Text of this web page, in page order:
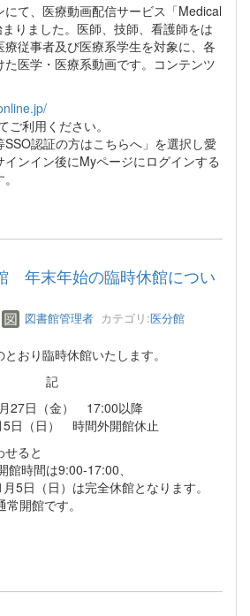
にて、医療動画配信サービス「Medical
りました。医師、技師、看護師をは
療従事者及び医療系学生を対象に、各
医学・医療系動画です。コンテンツ
利用ください。
認証の方はこちらへ」を選択し愛
ンイン後にMyページにログインする
年末年始の臨時休館につい
図書館管理者 カテゴリ:医分館
おり臨時休館いたします。
記
27日（金） 17:00以降
日） 時間外開館休止
ると
時間は9:00-17:00、
5日（日）は完全休館となります。
開館です。